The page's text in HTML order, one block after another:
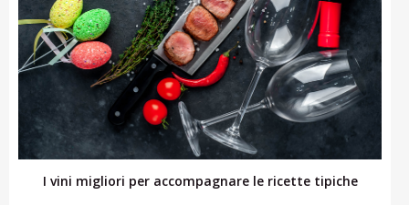
I vini migliori per accompagnare le ricette tipiche